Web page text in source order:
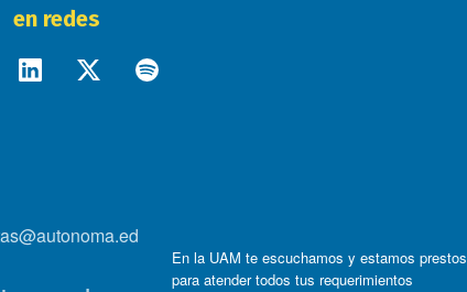
en redes
En la UAM te escuchamos y estamos prestos
para atender todos tus requerimientos